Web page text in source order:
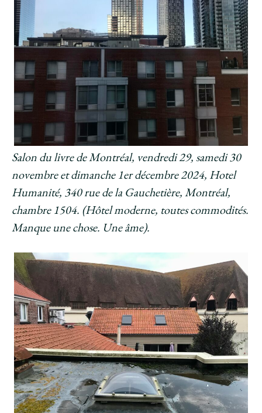
Salon du livre de Montréal, vendredi 29, samedi 30
novembre et dimanche 1er décembre 2024, Hotel
Humanité, 340 rue de la Gauchetière, Montréal,
chambre 1504. (Hôtel moderne, toutes commodités.
Manque une chose. Une âme).